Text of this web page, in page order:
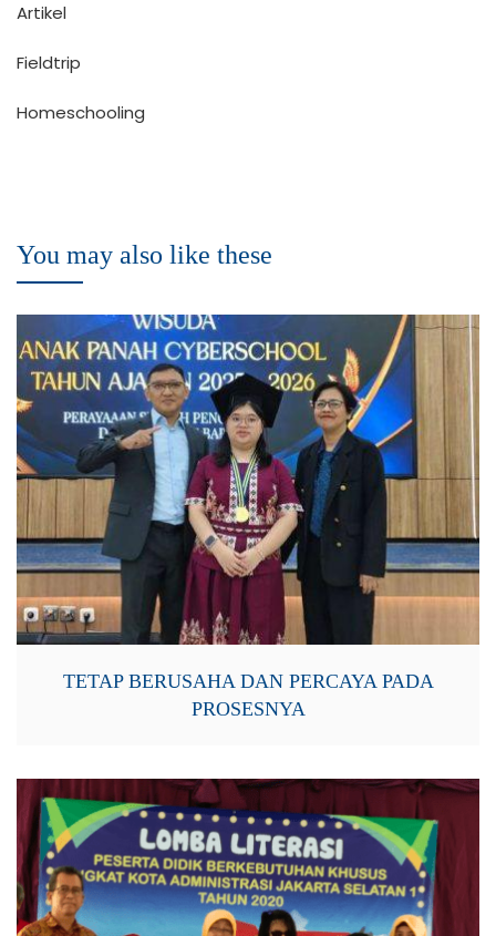
Artikel
Fieldtrip
Homeschooling
You may also like these
TETAP BERUSAHA DAN PERCAYA PADA
PROSESNYA